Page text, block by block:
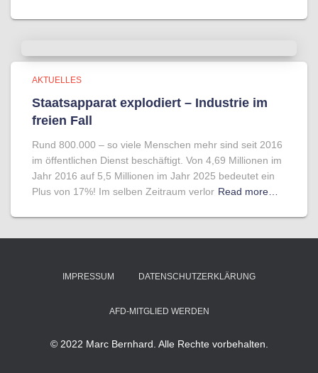
AKTUELLES
Staatsapparat explodiert – Industrie im
freien Fall
Rund 800.000 – so viele Menschen mehr sind seit 2016
im öffentlichen Dienst beschäftigt. Von 4,69 Millionen im
Jahr 2016 auf 5,5 Millionen im Jahr 2025 bedeutet ein
Plus von 17%! Im selben Zeitraum verlor Read more…
IMPRESSUM DATENSCHUTZERKLÄRUNG
AFD-MITGLIED WERDEN
© 2022 Marc Bernhard. Alle Rechte vorbehalten.